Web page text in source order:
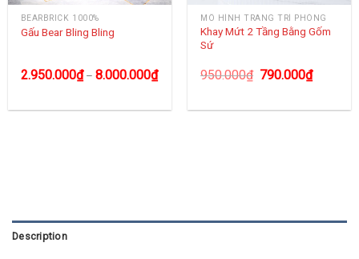
BEARBRICK 1000%
Gấu Bear Bling Bling
2.950.000₫– 8.000.000₫
MÔ HÌNH TRANG TRÍ PHÒNG
Khay Mứt 2 Tầng Bằng Gốm
Sứ
950.000₫ 790.000₫
Description